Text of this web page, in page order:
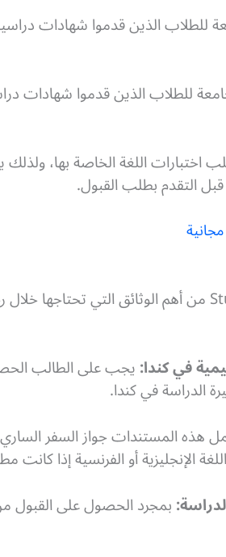
للطلاب الذين قدموا شهادات
للطلاب الذين قدموا شهادات
اختبارات اللغة الخاصة بها،
التقدم بطلب القبول.
يجب على الطالب
الدراسة في كندا.
هذه المستندات جواز السفر
الإنجليزية أو الفرنسية إذا
بمجرد الحصول على القبول